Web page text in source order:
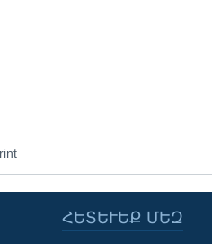
ՀԵՏԵՒԵՔ ՄԵԶ